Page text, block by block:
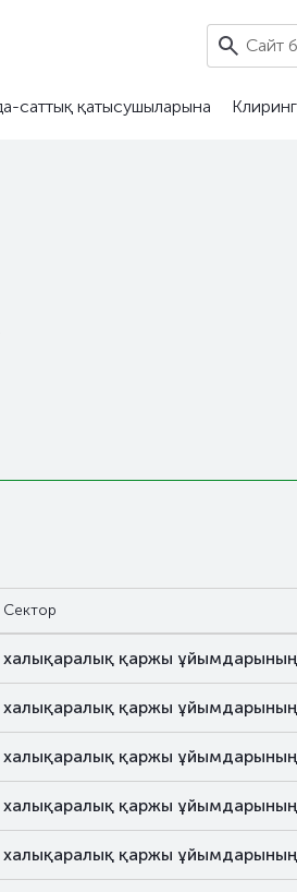
саттық қатысушыларына Клиринг
Сектор
халықаралық қаржы
халықаралық қаржы
халықаралық қаржы
халықаралық қаржы
халықаралық қаржы